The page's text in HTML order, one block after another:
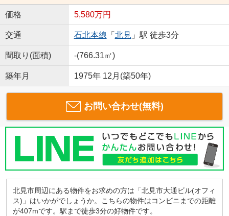
価格 5,580万円
交通 石北本線 「 北見 」駅 徒歩3分
間取り(面積) -(766.31㎡)
築年月 1975年 12月(築50年)
お問い合わせ(無料)
北見市周辺にある物件をお求めの方は「北見市大通ビル(オフィ
ス)」はいかがでしょうか。こちらの物件はコンビニまでの距離
が407mです。駅まで徒歩3分の好物件です。